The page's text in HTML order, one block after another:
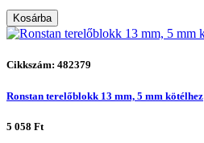
Kosárba
Cikkszám: 482379
Ronstan terelőblokk 13 mm, 5 mm kötélhez
5 058 Ft